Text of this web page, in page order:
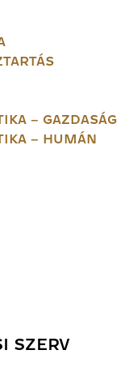
– GAZDASÁG
– HUMÁN
SZERV